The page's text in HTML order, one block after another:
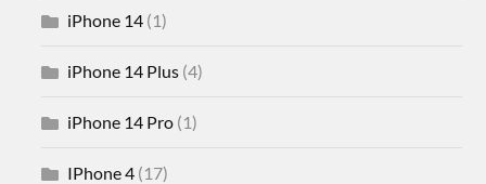
iPhone 14 (1)
iPhone 14 Plus (4)
iPhone 14 Pro (1)
IPhone 4 (17)